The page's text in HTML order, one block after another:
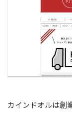
カインドオルは創